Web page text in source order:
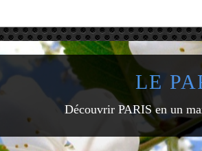
LE
Découvrir PARIS en un